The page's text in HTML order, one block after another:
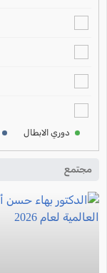
دوري الابطال
مجتمع